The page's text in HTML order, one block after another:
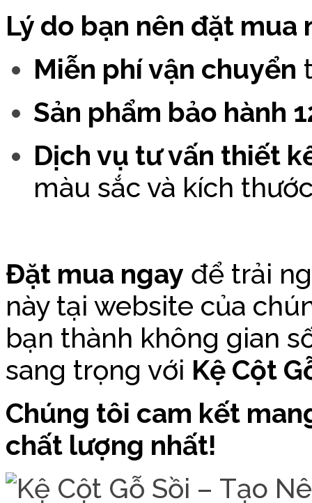
Lý do bạn nên đặt mua
Miễn phí vận chuyển
Sản phẩm bảo hành
Dịch vụ tư vấn thiết
màu sắc và kích
Đặt mua ngay để trải
này tại website của
bạn thành không gian
sang trọng với Kệ Cột
Chúng tôi cam kết
chất lượng nhất!